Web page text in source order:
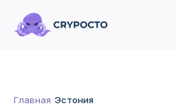
Главная Эстония